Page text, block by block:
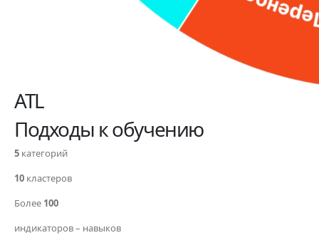
ATL
Подходы к обучению
5 категорий
10 кластеров
Более 100
индикаторов – навыков